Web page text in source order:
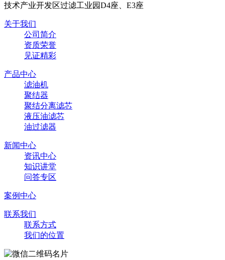
技术产业开发区过滤工业园D4座、E3座
关于我们
公司简介
资质荣誉
见证精彩
产品中心
滤油机
聚结器
聚结分离滤芯
液压油滤芯
油过滤器
新闻中心
资讯中心
知识讲堂
问答专区
案例中心
联系我们
联系方式
我们的位置